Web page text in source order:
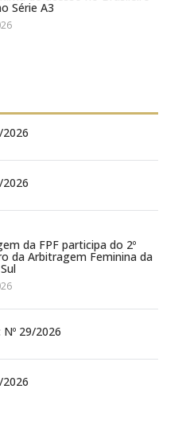
Série A3
2026
2026
da FPF participa do 2º
da Arbitragem Feminina da
Nº 29/2026
2026